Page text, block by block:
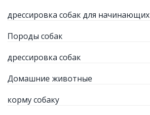
дрессировка собак для начинающих
Породы собак
дрессировка собак
Домашние животные
корму собаку